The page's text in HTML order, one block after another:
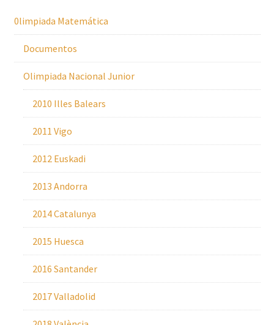
0limpiada Matemática
Documentos
Olimpiada Nacional Junior
2010 Illes Balears
2011 Vigo
2012 Euskadi
2013 Andorra
2014 Catalunya
2015 Huesca
2016 Santander
2017 Valladolid